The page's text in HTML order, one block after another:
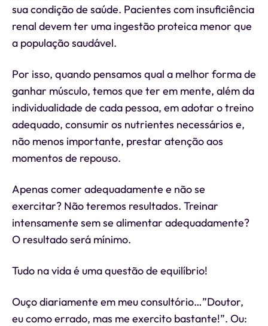
sua condição de saúde. Pacientes com insuficiência
renal devem ter uma ingestão proteica menor que
a população saudável.
Por isso, quando pensamos qual a melhor forma de
ganhar músculo, temos que ter em mente, além da
individualidade de cada pessoa, em adotar o treino
adequado, consumir os nutrientes necessários e,
não menos importante, prestar atenção aos
momentos de repouso.
Apenas comer adequadamente e não se
exercitar? Não teremos resultados. Treinar
intensamente sem se alimentar adequadamente?
O resultado será mínimo.
Tudo na vida é uma questão de equilíbrio!
Ouço diariamente em meu consultório…”Doutor,
eu como errado, mas me exercito bastante!”. Ou: